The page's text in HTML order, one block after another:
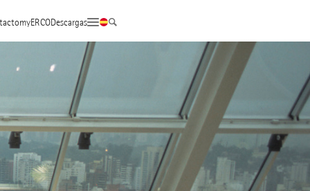
myERCODescargas